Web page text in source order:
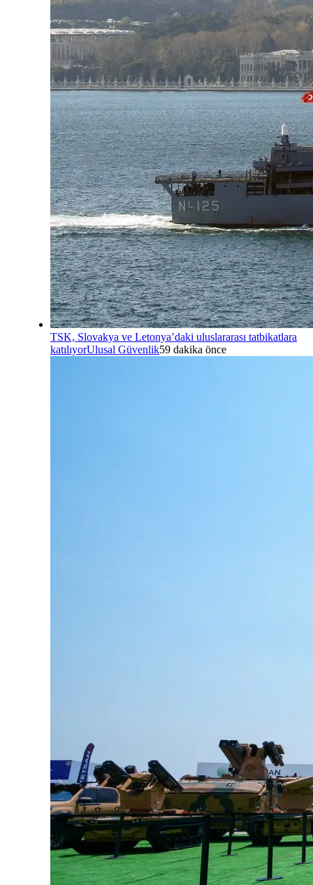
TSK, Slovakya ve Letonya’daki uluslararası tatbikatlara
katılıyorUlusal Güvenlik59 dakika önce